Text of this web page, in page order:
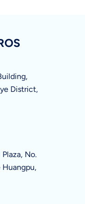
District,
No.